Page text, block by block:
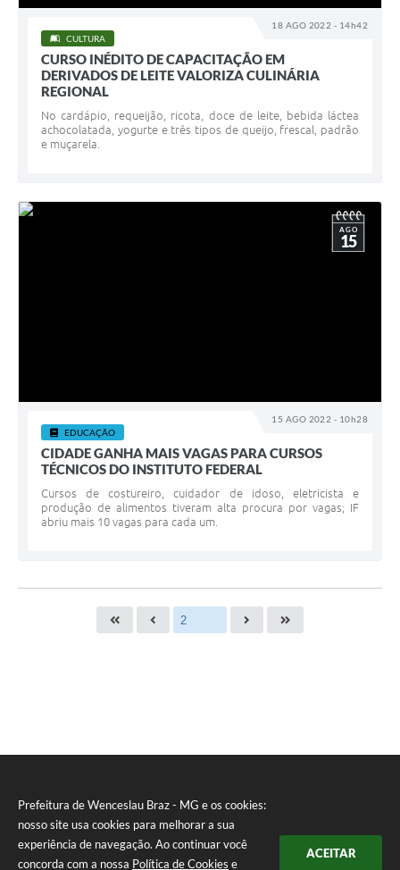
Prefeitura de Wenceslau Braz - MG e os cookies:
nosso site usa cookies para melhorar a sua
experiência de navegação. Ao continuar você
concorda com a nossa Política de Cookies e
ACEITAR
18 AGO 2022 - 14h42
CULTURA
CURSO INÉDITO DE CAPACITAÇÃO EM
DERIVADOS DE LEITE VALORIZA CULINÁRIA
REGIONAL
No cardápio, requeijão, ricota, doce de leite, bebida láctea
achocolatada, yogurte e três tipos de queijo, frescal, padrão
e muçarela.
15 AGO 2022 - 10h28
AGO
15
EDUCAÇÃO
CIDADE GANHA MAIS VAGAS PARA CURSOS
TÉCNICOS DO INSTITUTO FEDERAL
Cursos de costureiro, cuidador de idoso, eletricista e
produção de alimentos tiveram alta procura por vagas; IF
abriu mais 10 vagas para cada um.